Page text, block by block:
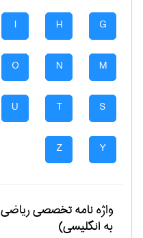
G
H
I
M
N
O
S
T
U
Y
Z
واژه نامه تخصصیرياضی
به انگلیسی)